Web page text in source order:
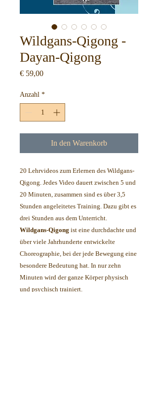
Wildgans-Qigong -
Dayan-Qigong
€ 59,00Preis
Anzahl *
In den Warenkorb
20 Lehrvideos zum Erlernen des Wildgans-
Qigong. Jedes Video dauert zwischen 5 und
20 Minuten, zusammen sind es über 3,5
Stunden angeleitetes Training. Dazu gibt es
drei Stunden aus dem Unterricht.
Wildgans-Qigong ist eine durchdachte und
über viele Jahrhunderte entwickelte
Choreographie, bei der jede Bewegung eine
besondere Bedeutung hat. In nur zehn
Minuten wird der ganze Körper physisch
und psychisch trainiert.